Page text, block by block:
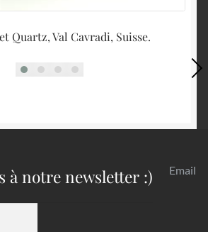
Quartz, Val Cavradi, Suisse.
à notre newsletter :) Email